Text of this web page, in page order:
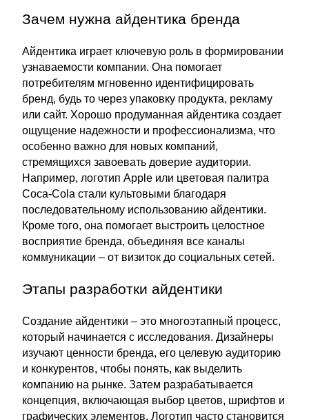
Зачем нужна айдентика бренда
Айдентика играет ключевую роль в формировании
узнаваемости компании. Она помогает
потребителям мгновенно идентифицировать
бренд, будь то через упаковку продукта, рекламу
или сайт. Хорошо продуманная айдентика создает
ощущение надежности и профессионализма, что
особенно важно для новых компаний,
стремящихся завоевать доверие аудитории.
Например, логотип Apple или цветовая палитра
Coca-Cola стали культовыми благодаря
последовательному использованию айдентики.
Кроме того, она помогает выстроить целостное
восприятие бренда, объединяя все каналы
коммуникации – от визиток до социальных сетей.
Этапы разработки айдентики
Создание айдентики – это многоэтапный процесс,
который начинается с исследования. Дизайнеры
изучают ценности бренда, его целевую аудиторию
и конкурентов, чтобы понять, как выделить
компанию на рынке. Затем разрабатывается
концепция, включающая выбор цветов, шрифтов и
графических элементов. Логотип часто становится